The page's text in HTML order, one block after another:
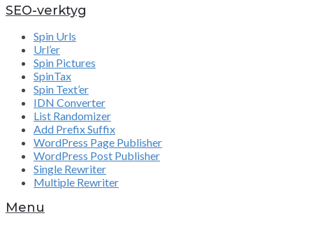
SEO-verktyg
Spin Urls
Url’er
Spin Pictures
SpinTax
Spin Text’er
IDN Converter
List Randomizer
Add Prefix Suffix
WordPress Page Publisher
WordPress Post Publisher
Single Rewriter
Multiple Rewriter
Menu